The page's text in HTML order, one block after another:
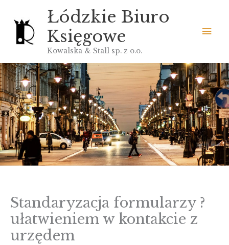
Łódzkie Biuro
Księgowe
Kowalska & Stall sp. z o.o.
Standaryzacja formularzy ?
ułatwieniem w kontakcie z
urzędem